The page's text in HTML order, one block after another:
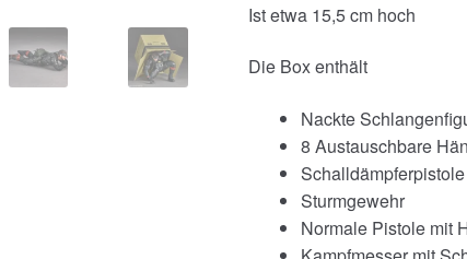
Ist etwa 15,5 cm hoch
Die Box enthält
Nackte
8 Austauschbare
Schalldämpferpistole
Sturmgewehr
Normale Pistole mit